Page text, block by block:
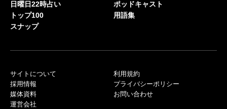
日曜日22時占い
トップ100
スナップ
ポッドキャスト
用語集
サイトについて
採用情報
媒体資料
運営会社
利用規約
プライバシーポリシー
お問い合わせ